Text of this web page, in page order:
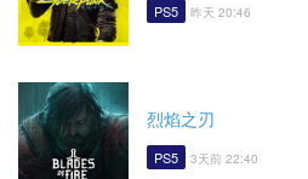
PS5 昨天 20:46
烈焰之刃
PS5 3天前 22:40